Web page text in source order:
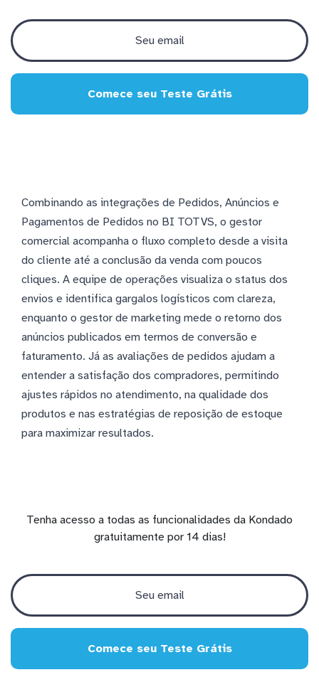
Comece seu Teste Grátis
Combinando as integrações de Pedidos, Anúncios e
Pagamentos de Pedidos no BI TOTVS, o gestor
comercial acompanha o fluxo completo desde a visita
do cliente até a conclusão da venda com poucos
cliques. A equipe de operações visualiza o status dos
envios e identifica gargalos logísticos com clareza,
enquanto o gestor de marketing mede o retorno dos
anúncios publicados em termos de conversão e
faturamento. Já as avaliações de pedidos ajudam a
entender a satisfação dos compradores, permitindo
ajustes rápidos no atendimento, na qualidade dos
produtos e nas estratégias de reposição de estoque
para maximizar resultados.
Tenha acesso a todas as funcionalidades da Kondado
gratuitamente por 14 dias!
Comece seu Teste Grátis